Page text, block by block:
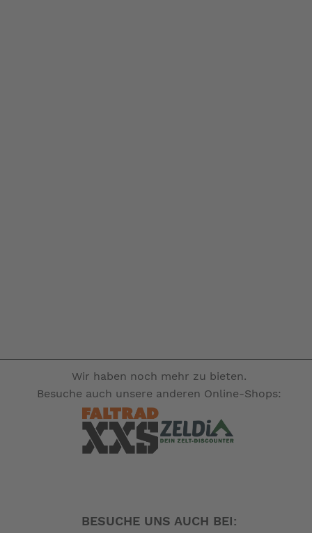
Wir haben noch mehr zu bieten.
Besuche auch unsere anderen Online-Shops:
BESUCHE UNS AUCH BEI: